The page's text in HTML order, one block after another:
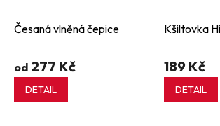
Česaná vlněná čepice
od 277 Kč
DETAIL
Kšiltovka
189 Kč
DETAIL